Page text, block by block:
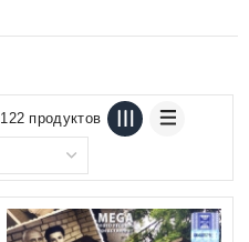
122 продуктов